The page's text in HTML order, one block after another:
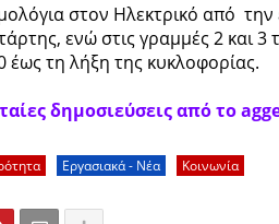
στον Ηλεκτρικό από
ενώ στις γραμμές 2 και
έως τη λήξη της κυκλοφορίας.
δημοσιεύσεις από το
Εργασιακά - Νέα Κοινωνία